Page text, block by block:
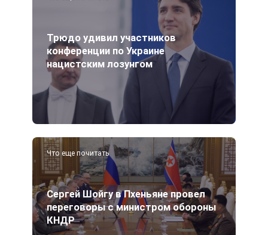
Трюдо удивил участников
конференции по Украине
нацистским лозунгом
Что еще почитать
Сергей Шойгу в Пхеньяне провел
переговоры с министром обороны
КНДР